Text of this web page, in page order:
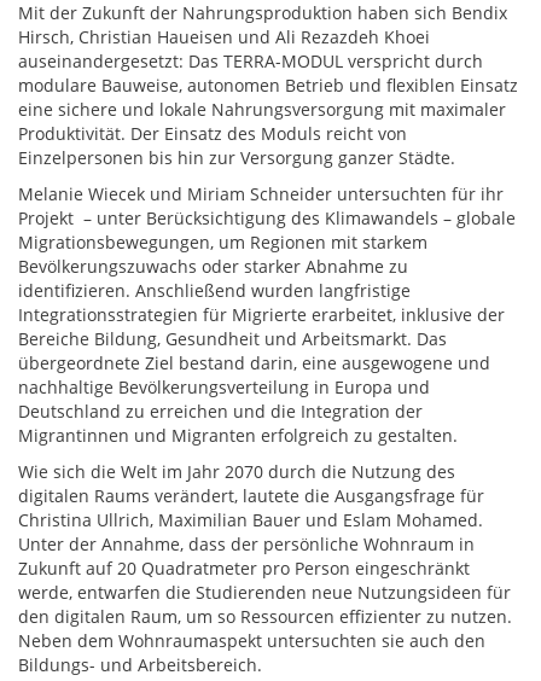
Mit der Zukunft der Nahrungsproduktion haben sich Bendix
Hirsch, Christian Haueisen und Ali Rezazdeh Khoei
auseinandergesetzt: Das TERRA-MODUL verspricht durch
modulare Bauweise, autonomen Betrieb und flexiblen Einsatz
eine sichere und lokale Nahrungsversorgung mit maximaler
Produktivität. Der Einsatz des Moduls reicht von
Einzelpersonen bis hin zur Versorgung ganzer Städte.
Melanie Wiecek und Miriam Schneider untersuchten für ihr
Projekt – unter Berücksichtigung des Klimawandels – globale
Migrationsbewegungen, um Regionen mit starkem
Bevölkerungszuwachs oder starker Abnahme zu
identifizieren. Anschließend wurden langfristige
Integrationsstrategien für Migrierte erarbeitet, inklusive der
Bereiche Bildung, Gesundheit und Arbeitsmarkt. Das
übergeordnete Ziel bestand darin, eine ausgewogene und
nachhaltige Bevölkerungsverteilung in Europa und
Deutschland zu erreichen und die Integration der
Migrantinnen und Migranten erfolgreich zu gestalten.
Wie sich die Welt im Jahr 2070 durch die Nutzung des
digitalen Raums verändert, lautete die Ausgangsfrage für
Christina Ullrich, Maximilian Bauer und Eslam Mohamed.
Unter der Annahme, dass der persönliche Wohnraum in
Zukunft auf 20 Quadratmeter pro Person eingeschränkt
werde, entwarfen die Studierenden neue Nutzungsideen für
den digitalen Raum, um so Ressourcen effizienter zu nutzen.
Neben dem Wohnraumaspekt untersuchten sie auch den
Bildungs- und Arbeitsbereich.